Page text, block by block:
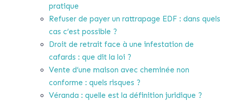
pratique
Refuser de payer un rattrapage EDF : dans quels
cas c’est possible ?
Droit de retrait face à une infestation de
cafards : que dit la loi ?
Vente d’une maison avec cheminée non
conforme : quels risques ?
Véranda : quelle est la définition juridique ?